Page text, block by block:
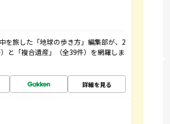
を旅した「地球の歩き方」編集部が、2
と「複合遺産」（全39件）を網羅しま
詳細を見る